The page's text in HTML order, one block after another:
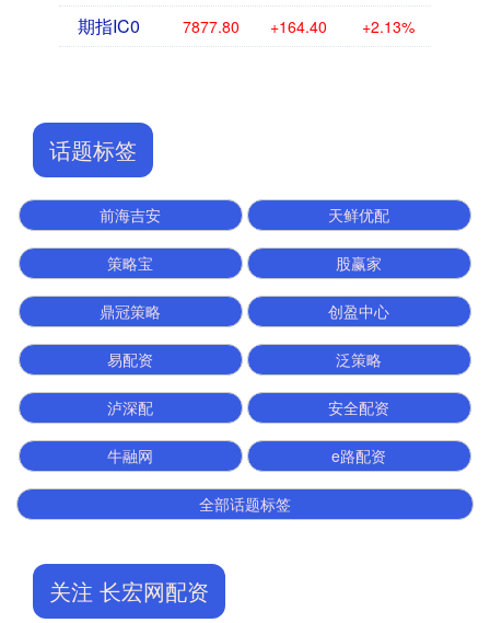
期指IC0 7877.80 +164.40 +2.13%
话题标签
前海吉安 天鲜优配
策略宝 股赢家
鼎冠策略 创盈中心
易配资 泛策略
泸深配 安全配资
牛融网 e路配资
全部话题标签
关注 长宏网配资